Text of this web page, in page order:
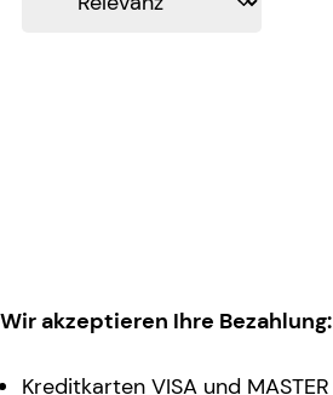
Wir akzeptieren Ihre Bezahlung:
Kreditkarten VISA und MASTER